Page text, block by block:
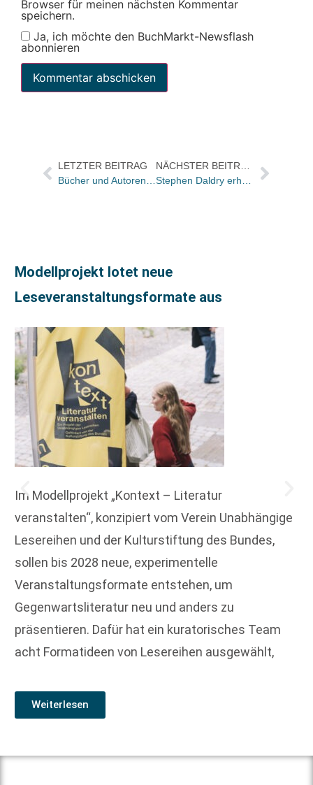
Browser für meinen nächsten Kommentar
speichern.
Ja, ich möchte den BuchMarkt-Newsflash
abonnieren
LETZTER BEITRAG
Modellprojekt lotet neue
Leseveranstaltungsformate aus
Im Modellprojekt „Kontext – Literatur
veranstalten“, konzipiert vom Verein Unabhängige
Lesereihen und der Kulturstiftung des Bundes,
sollen bis 2028 neue, experimentelle
Veranstaltungsformate entstehen, um
Gegenwartsliteratur neu und anders zu
präsentieren. Dafür hat ein kuratorisches Team
acht Formatideen von Lesereihen ausgewählt,
Weiterlesen